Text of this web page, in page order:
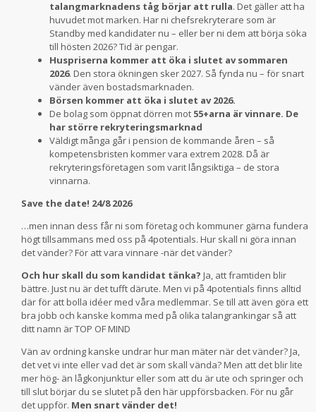
talangmarknadens tåg börjar att rulla. Det gäller att ha
huvudet mot marken. Har ni chefsrekryterare som är
Standby med kandidater nu – eller ber ni dem att börja söka
till hösten 2026? Tid är pengar.
Huspriserna kommer att öka i slutet av sommaren
2026. Den stora ökningen sker 2027. Så fynda nu – för snart
vänder även bostadsmarknaden.
Börsen kommer att öka i slutet av 2026.
De bolag som öppnat dörren mot 55+arna är vinnare. De
har större rekryteringsmarknad
Väldigt många går i pension de kommande åren – så
kompetensbristen kommer vara extrem 2028. Då är
rekryteringsföretagen som varit långsiktiga – de stora
vinnarna.
Save the date! 24/8 2026
…men innan dess får ni som företag och kommuner gärna fundera
högt tillsammans med oss på 4potentials. Hur skall ni göra innan
det vänder? För att vara vinnare -när det vänder?
Och hur skall du som kandidat tänka? Ja, att framtiden blir
bättre. Just nu är det tufft därute. Men vi på 4potentials finns alltid
där för att bolla idéer med våra medlemmar. Se till att även göra ett
bra jobb och kanske komma med på olika talangrankingar så att
ditt namn är TOP OF MIND
Vän av ordning kanske undrar hur man mäter när det vänder? Ja,
det vet vi inte eller vad det är som skall vända? Men att det blir lite
mer hög- än lågkonjunktur eller som att du är ute och springer och
till slut börjar du se slutet på den här uppförsbacken. För nu går
det uppför. Men snart vänder det!